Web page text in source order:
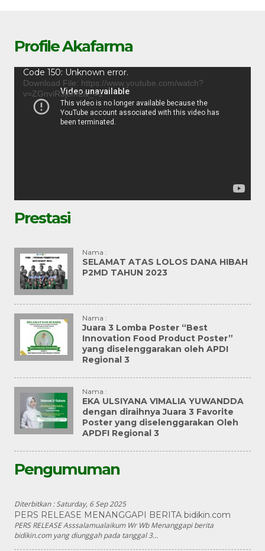
Profile Akafarma
Video
Player
Code 150: Unknown error.
Download File: https://www.youtube.com/watch?
v=ZGnviR3jcmE&_=1
Prestasi
Nama :
SELAMAT ATAS LOLOS DANA HIBAH
P2MD TAHUN 2023
Nama :
Juara 3 Lomba Poster “Best
Innovation Food Product Poster”
yang diselenggarakan oleh APDI
Regional 3
Nama :
EKA ULSIYANA VIMALIA YUWANDDA
dengan diraihnya Juara 3 Favorite
Poster yang diselenggarakan Oleh
APDFI Regional 3
Pengumuman
Diterbitkan :Saturday, 6 Sep 2025
PERS RELEASE MENANGGAPI BERITA bidikin.com
PERS RELEASE Asssalamualaikum Wr Wb Menanggapi berita
bidikin.com yang diunggah pada tanggal 3...